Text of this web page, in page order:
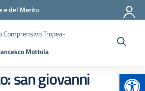
e del Merito
Comprensivo Tropea-
Mottola
san giovanni